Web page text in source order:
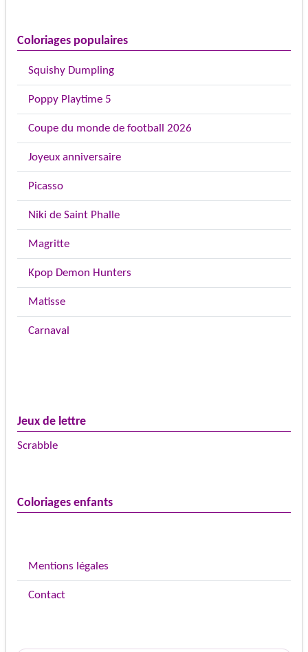
Coloriages populaires
Squishy Dumpling
Poppy Playtime 5
Coupe du monde de football 2026
Joyeux anniversaire
Picasso
Niki de Saint Phalle
Magritte
Kpop Demon Hunters
Matisse
Carnaval
Jeux de lettre
Scrabble
Coloriages enfants
Mentions légales
Contact